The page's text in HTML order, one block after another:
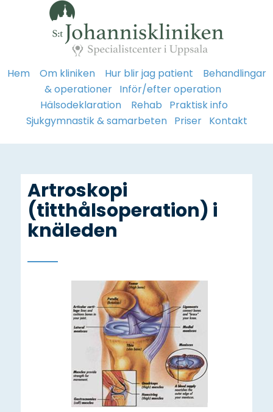
Hem Om kliniken Hur blir jag patient
Behandlingar
& operationer Inför/efter operation
Hälsodeklaration
Rehab
Praktisk info
Sjukgymnastik & samarbeten Priser Kontakt
Artroskopi
(titthålsoperation) i
knäleden